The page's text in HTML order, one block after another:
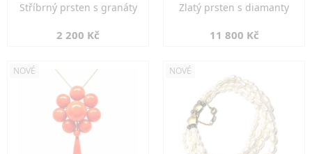
Stříbrný prsten s granáty
2 200 Kč
Zlatý prsten s diamanty
11 800 Kč
NOVÉ NOVÉ